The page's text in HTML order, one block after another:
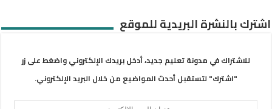
اشترك بالنشرة البريدية للموقع
للاشتراك في مدونة تعليم جديد، أدخل بريدك الإلكتروني واضغط على زر
"اشترك" لتستقبل أحدث المواضيع من خلال البريد الإلكتروني.